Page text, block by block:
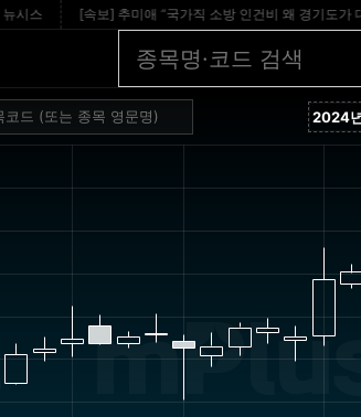
[속보] 추미애 “국가직 소방 인건비 왜 경기도가 대납